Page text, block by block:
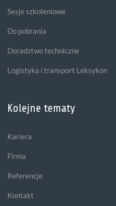
Sesje szkoleniowe
Do pobrania
Doradztwo techniczne
Logistyka i transport Leksykon
Kolejne tematy
Kariera
Firma
Referencje
Kontakt